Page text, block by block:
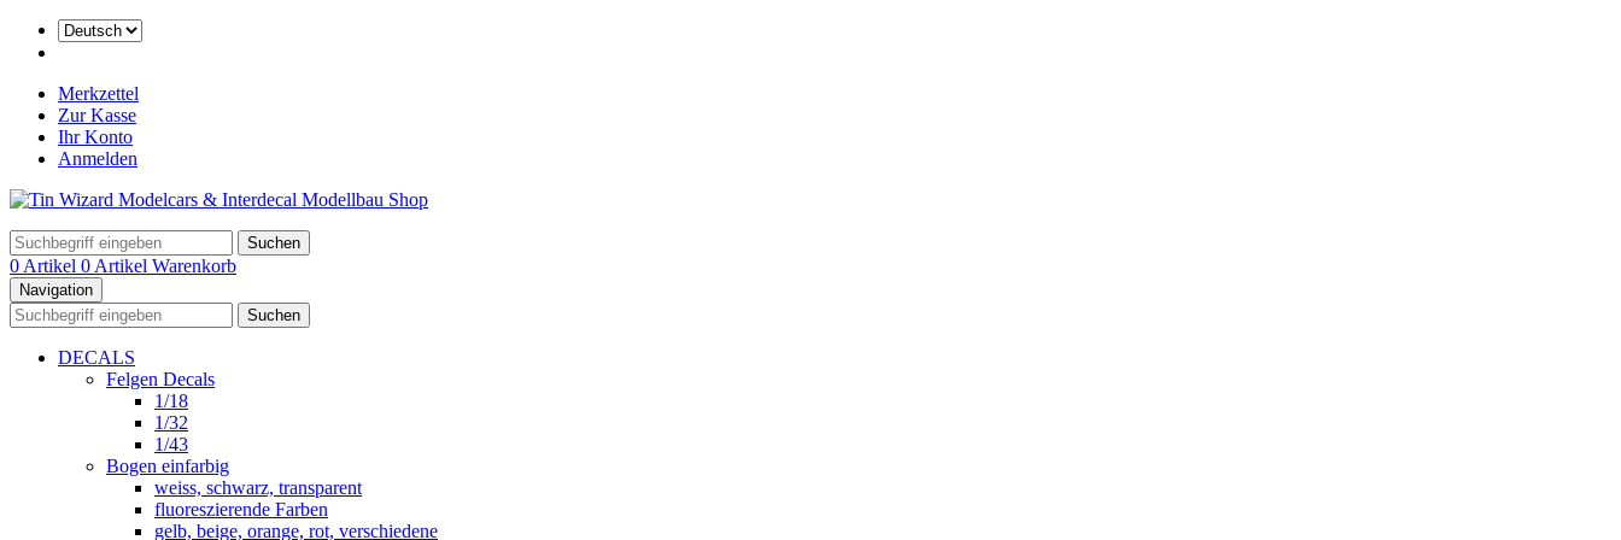
Merkzettel
Zur Kasse
Ihr Konto
Anmelden
Suchen
0 Artikel 0 Artikel Warenkorb
Navigation
Suchen
DECALS
Felgen Decals
1/18
1/32
1/43
Bogen einfarbig
weiss, schwarz, transparent
fluoreszierende Farben
gelb, beige, orange, rot, verschiedene